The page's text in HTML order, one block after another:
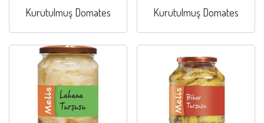
Kurutulmuş Domates Kurutulmuş Domates